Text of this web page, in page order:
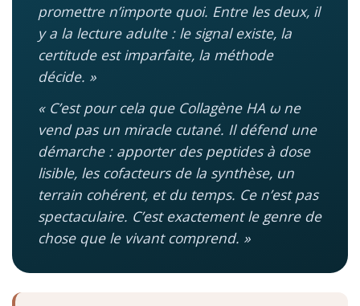
promettre n’importe quoi. Entre les deux, il
y a la lecture adulte : le signal existe, la
certitude est imparfaite, la méthode
décide. »
« C’est pour cela que Collagène HA ω ne
vend pas un miracle cutané. Il défend une
démarche : apporter des peptides à dose
lisible, les cofacteurs de la synthèse, un
terrain cohérent, et du temps. Ce n’est pas
spectaculaire. C’est exactement le genre de
chose que le vivant comprend. »